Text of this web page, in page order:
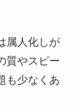
属人化しが
質やスピー
も少なくあ